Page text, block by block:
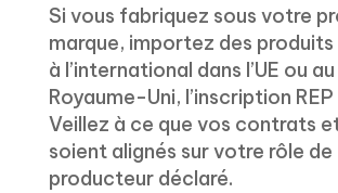
Si vous fabriquez sous votre
marque, importez des produits
à l’international dans l’UE ou au
Royaume-Uni, l’inscription REP
Veillez à ce que vos contrats
soient alignés sur votre rôle de
producteur déclaré.